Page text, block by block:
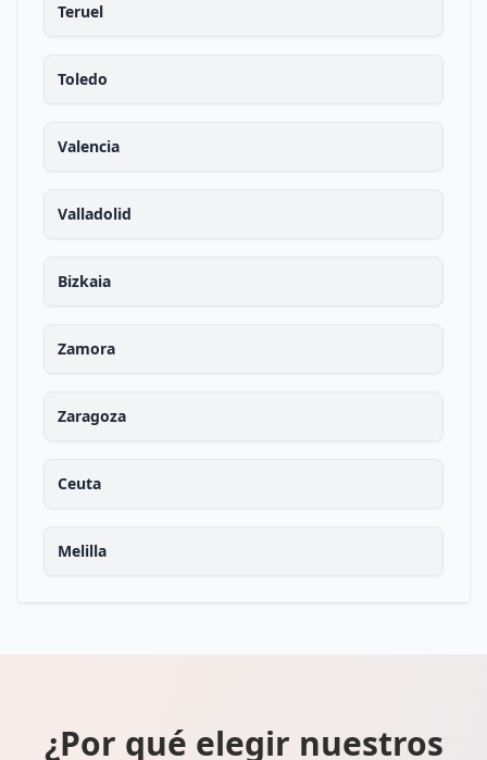
Teruel
Toledo
Valencia
Valladolid
Bizkaia
Zamora
Zaragoza
Ceuta
Melilla
¿Por qué elegir nuestros